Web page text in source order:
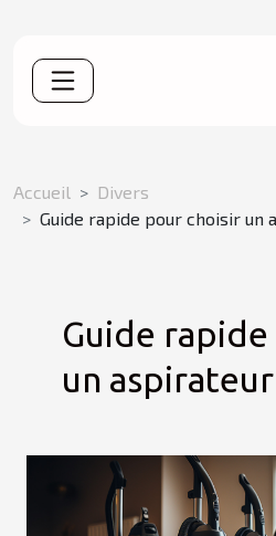
Accueil
Divers
Guide rapide pour choisir un
Guide
un